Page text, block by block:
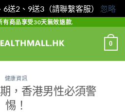
送2、9送3（請聯繫客服） 忽略
有商品享受30天無效退款.
0
健康資訊
，香港男性必須警
惕！